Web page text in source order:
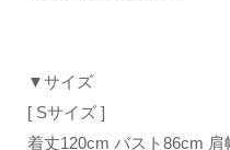
▼サイズ
[ Sサイズ ]
着丈120cm バスト86cm